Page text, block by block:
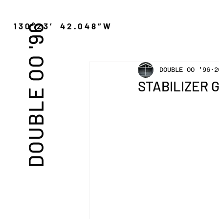
DOUBLE OO '96 STABILIZER
DOUBLE OO '96
130°23′ 42.048″W